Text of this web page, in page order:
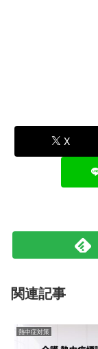
X
関連記事
熱中症対策